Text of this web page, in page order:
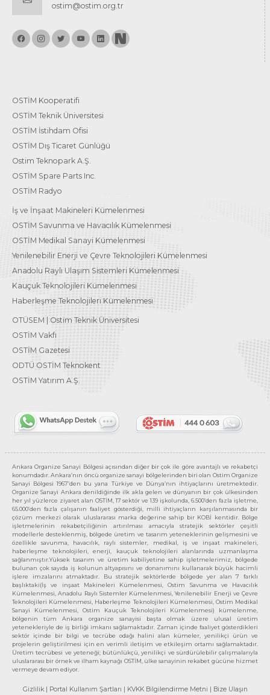
ostim@ostim.org.tr
OSTİM Kooperatifi
OSTİM Teknik Üniversitesi
OSTİM İstihdam Ofisi
OSTİM Dış Ticaret Günlüğü
Ostim Teknopark A.Ş.
OSTİM Spare Parts Inc.
OSTİM Radyo
İş ve İnşaat Makineleri Kümelenmesi
OSTİM Savunma ve Havacılık Kümelenmesi
OSTİM Medikal Sanayi Kümelenmesi
Yenilenebilir Enerji ve Çevre Teknolojileri Kümelenmesi
Anadolu Raylı Ulaşım Sistemleri Kümelenmesi
Kauçuk Teknolojileri Kümelenmesi
Haberleşme Teknolojileri Kümelenmesi
OTÜSEM | Ostim Teknik Üniversitesi
OSTİM Vakfı
OSTİM Gazetesi
ODTÜ OSTİM Teknokent
OSTİM Yatırım A.Ş.
Ankara Organize Sanayi Bölgesi açısından diğer bir çok ile göre avantajlı ve rekabetçi
konumdadır. Ankara’nın öncü organize sanayi bölgelerinden biri olan Ostim Organize
Sanayi Bölgesi 1967’den bu yana Türkiye ve Dünya’nın ihtiyaçlarını üretmektedir.
Organize Sanayi Ankara denildiğinde ilk akla gelen ve dünyanın bir çok ülkesinden
her yıl yüzlerce ziyaret alan OSTİM, 17 sektör ve 139 işkolunda, 6.500’den fazla işletme,
65.000’den fazla çalışanın faaliyet gösterdiği, milli ihtiyaçların karşılanmasında bir
çözüm merkezi olarak uluslararası marka değerine sahip bir KOBİ kentidir. Bölge
işletmelerinin rekabetçiliğinin artırılması amacıyla stratejik sektörler çeşitli
modellerle desteklenmiş, bölgede üretim ve tasarım yeteneklerinin gelişmesini ve
özellikle savunma, havacılık, raylı sistemler, medikal, iş ve inşaat makineleri,
haberleşme teknolojileri, enerji, kauçuk teknolojileri alanlarında uzmanlaşma
sağlanmıştır.Yüksek tasarım ve üretim kabiliyetine sahip işletmelerimiz, bölgede
bulunan çok sayıda iş kolunun altyapısını ve donanımını kullanarak büyük hacimli
işlere imzalarını atmaktadır. Bu stratejik sektörlerde bölgede yer alan 7 farklı
başlıktaki(İş ve inşaat Makineleri Kümelenmesi, Ostim Savunma ve Havacılık
Kümelenmesi, Anadolu Raylı Sistemler Kümelenmesi, Yenilenebilir Enerji ve Çevre
Teknolojileri Kümelenmesi, Haberleşme Teknolojileri Kümelenmesi, Ostim Medikal
Sanayi Kümelenmesi, Ostim Kauçuk Teknolojileri Kümelenmesi) kümelenme,
bölgenin tüm Ankara organize sanayisi başta olmak üzere ulusal üretim
yetenekleriyle de iş birliği imkanı sağlamaktadır. Zaman içinde faaliyet gösterdikleri
sektör içinde bir bilgi ve tecrübe odağı halini alan kümeler, yenilikçi ürün ve
projelerin geliştirilmesi için en verimli iletişim ve etkileşim ortamı sağlamaktadır.
Üretim tecrübesi ve yeteneği; bütünlükçü, yenilikçi ve sürdürülebilir çalışmalarıyla
uluslararası bir örnek ve ilham kaynağı OSTİM, ülke sanayinin rekabet gücüne hizmet
vermeye devam ediyor.
Gizlilik | Portal Kullanım Şartları | KVKK Bilgilendirme Metni | Bize Ulaşın